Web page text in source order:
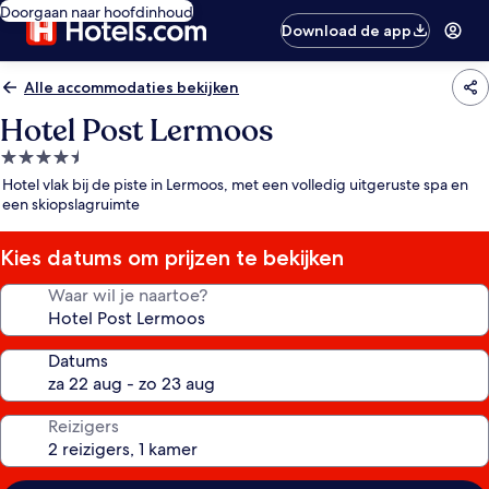
Doorgaan naar hoofdinhoud
Download de app
Alle accommodaties bekijken
Hotel Post Lermoos
4.5-
sterrenaccommodatie
Hotel vlak bij de piste in Lermoos, met een volledig uitgeruste spa en
een skiopslagruimte
Kies datums om prijzen te bekijken
Waar wil je naartoe?
Datums
Reizigers